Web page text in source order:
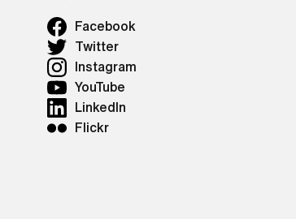
Facebook
Twitter
Instagram
YouTube
LinkedIn
Flickr